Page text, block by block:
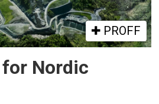
PROFF
Nordic